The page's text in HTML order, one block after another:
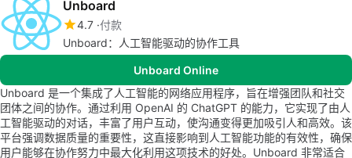
Unboard
4.7 付款
Unboard：人工智能驱动的协作工具
Unboard Online
Unboard 是一个集成了人工智能的网络应用程序，旨在增强团队和社交
团体之间的协作。通过利用 OpenAI 的 ChatGPT 的能力，它实现了由人
工智能驱动的对话，丰富了用户互动，使沟通变得更加吸引人和高效。该
平台强调数据质量的重要性，这直接影响到人工智能功能的有效性，确保
用户能够在协作努力中最大化利用这项技术的好处。Unboard 非常适合